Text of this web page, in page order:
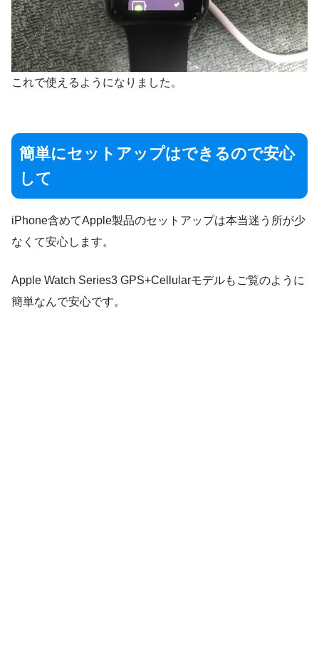
これで使えるようになりました。
簡単にセットアップはできるので安心
して
iPhone含めてApple製品のセットアップは本当迷う所が少
なくて安心します。
Apple Watch Series3 GPS+Cellularモデルもご覧のように
簡単なんで安心です。